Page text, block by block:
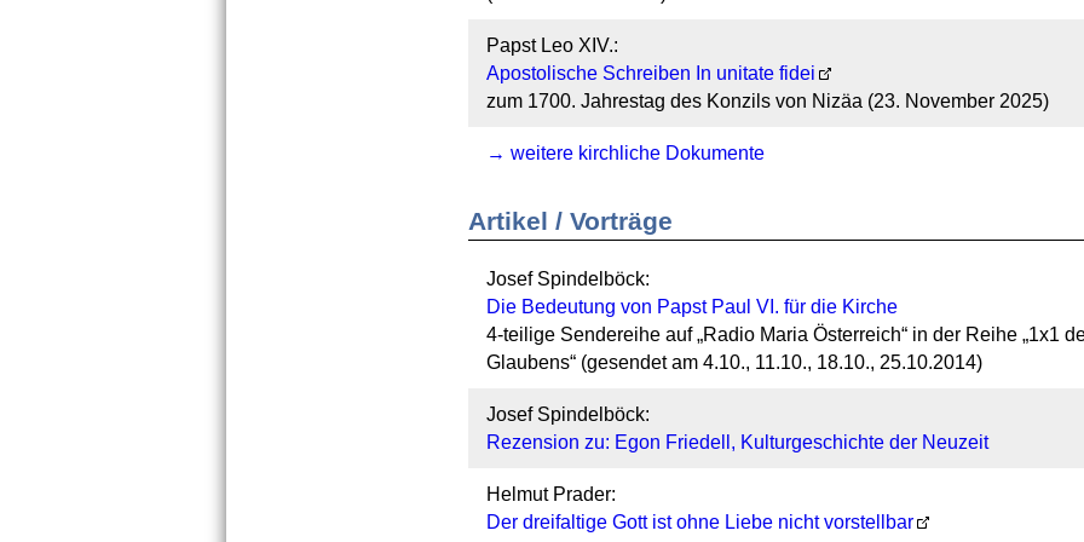
Papst Leo XIV.:
Apostolische Schreiben In unitate fidei
zum 1700. Jahrestag des Konzils von Nizäa (23. November 2025)
→ weitere kirchliche Dokumente
Artikel / Vorträge
Josef Spindelböck:
Die Bedeutung von Papst Paul VI. für die Kirche
4-teilige Sendereihe auf „Radio Maria Österreich“ in der Reihe „1x1
Glaubens“ (gesendet am 4.10., 11.10., 18.10., 25.10.2014)
Josef Spindelböck:
Rezension zu: Egon Friedell, Kulturgeschichte der Neuzeit
Helmut Prader:
Der dreifaltige Gott ist ohne Liebe nicht vorstellbar